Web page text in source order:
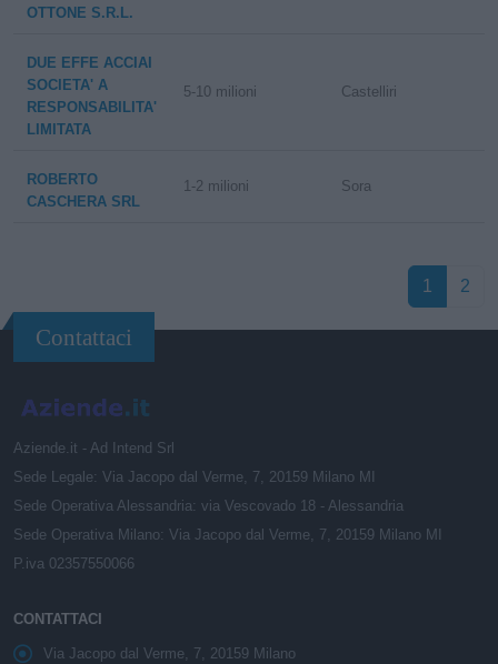
OTTONE S.R.L.
DUE EFFE ACCIAI
SOCIETA' A
RESPONSABILITA'
LIMITATA
5-10 milioni Castelliri
ROBERTO
CASCHERA SRL
1-2 milioni Sora
1 2
Contattaci
Aziende.it - Ad Intend Srl
Sede Legale: Via Jacopo dal Verme, 7, 20159 Milano MI
Sede Operativa Alessandria: via Vescovado 18 - Alessandria
Sede Operativa Milano: Via Jacopo dal Verme, 7, 20159 Milano MI
P.iva 02357550066
CONTATTACI
Via Jacopo dal Verme, 7, 20159 Milano